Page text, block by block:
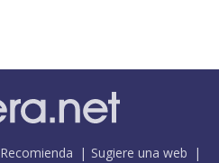
Recomienda
Sugiere una web